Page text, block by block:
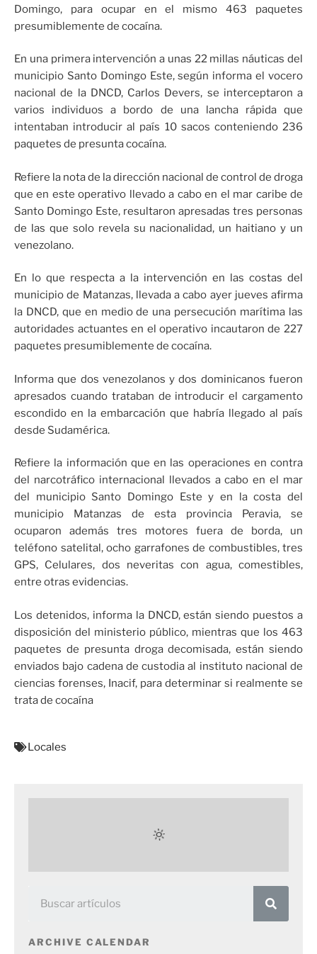
Domingo, para ocupar en el mismo 463 paquetes
presumiblemente de cocaína.
En una primera intervención a unas 22 millas náuticas del
municipio Santo Domingo Este, según informa el vocero
nacional de la DNCD, Carlos Devers, se interceptaron a
varios individuos a bordo de una lancha rápida que
intentaban introducir al país 10 sacos conteniendo 236
paquetes de presunta cocaína.
Refiere la nota de la dirección nacional de control de droga
que en este operativo llevado a cabo en el mar caribe de
Santo Domingo Este, resultaron apresadas tres personas
de las que solo revela su nacionalidad, un haitiano y un
venezolano.
En lo que respecta a la intervención en las costas del
municipio de Matanzas, llevada a cabo ayer jueves afirma
la DNCD, que en medio de una persecución marítima las
autoridades actuantes en el operativo incautaron de 227
paquetes presumiblemente de cocaína.
Informa que dos venezolanos y dos dominicanos fueron
apresados cuando trataban de introducir el cargamento
escondido en la embarcación que habría llegado al país
desde Sudamérica.
Refiere la información que en las operaciones en contra
del narcotráfico internacional llevados a cabo en el mar
del municipio Santo Domingo Este y en la costa del
municipio Matanzas de esta provincia Peravia, se
ocuparon además tres motores fuera de borda, un
teléfono satelital, ocho garrafones de combustibles, tres
GPS, Celulares, dos neveritas con agua, comestibles,
entre otras evidencias.
Los detenidos, informa la DNCD, están siendo puestos a
disposición del ministerio público, mientras que los 463
paquetes de presunta droga decomisada, están siendo
enviados bajo cadena de custodia al instituto nacional de
ciencias forenses, Inacif, para determinar si realmente se
trata de cocaína
Locales
ARCHIVE CALENDAR